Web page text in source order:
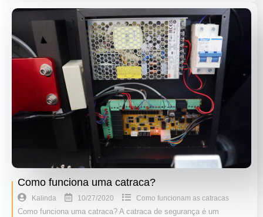
Como funciona uma catraca?
Kalinda 10/27/2020 Como funcionam as catracas
Como funciona uma catraca? A catraca de segurança é um